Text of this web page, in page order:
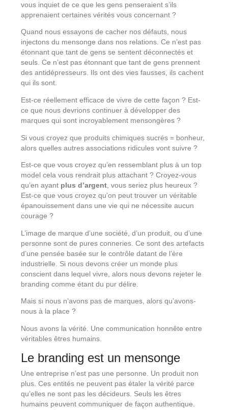
vous inquiet de ce que les gens penseraient s’ils
apprenaient certaines vérités vous concernant ?
Quand nous essayons de cacher nos défauts, nous
injectons du mensonge dans nos relations. Ce n’est pas
étonnant que tant de gens se sentent déconnectés et
seuls. Ce n’est pas étonnant que tant de gens prennent
des antidépresseurs. Ils ont des vies fausses, ils cachent
qui ils sont.
Est-ce réellement efficace de vivre de cette façon ? Est-
ce que nous devrions continuer à développer des
marques qui sont incroyablement mensongères ?
Si vous croyez que produits chimiques sucrés = bonheur,
alors quelles autres associations ridicules vont suivre ?
Est-ce que vous croyez qu’en ressemblant plus à un top
model cela vous rendrait plus attachant ? Croyez-vous
qu’en ayant plus d’argent, vous seriez plus heureux ?
Est-ce que vous croyez qu’on peut trouver un véritable
épanouissement dans une vie qui ne nécessite aucun
courage ?
L’image de marque d’une société, d’un produit, ou d’une
personne sont de pures conneries. Ce sont des artefacts
d’une pensée basée sur le contrôle datant de l’ère
industrielle. Si nous devons créer un monde plus
conscient dans lequel vivre, alors nous devons rejeter le
branding comme étant du pur délire.
Mais si nous n’avons pas de marques, alors qu’avons-
nous à la place ?
Nous avons la vérité. Une communication honnête entre
véritables êtres humains.
Le branding est un mensonge
Une entreprise n’est pas une personne. Un produit non
plus. Ces entités ne peuvent pas étaler la vérité parce
qu’elles ne sont pas les décideurs. Seuls les êtres
humains peuvent communiquer de façon authentique.